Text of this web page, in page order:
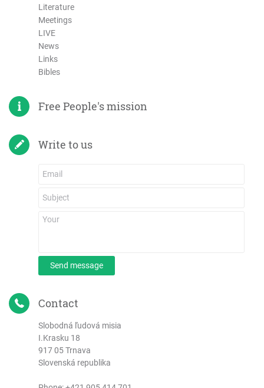
Literature
Meetings
LIVE
News
Links
Bibles
Free People's mission
Write to us
Send message
Contact
Slobodná ľudová misia
I.Krasku 18
917 05 Trnava
Slovenská republika